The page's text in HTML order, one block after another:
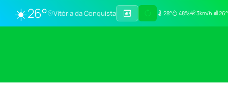
☀️26° Vitória da Conquista 28° 48% 3km/h